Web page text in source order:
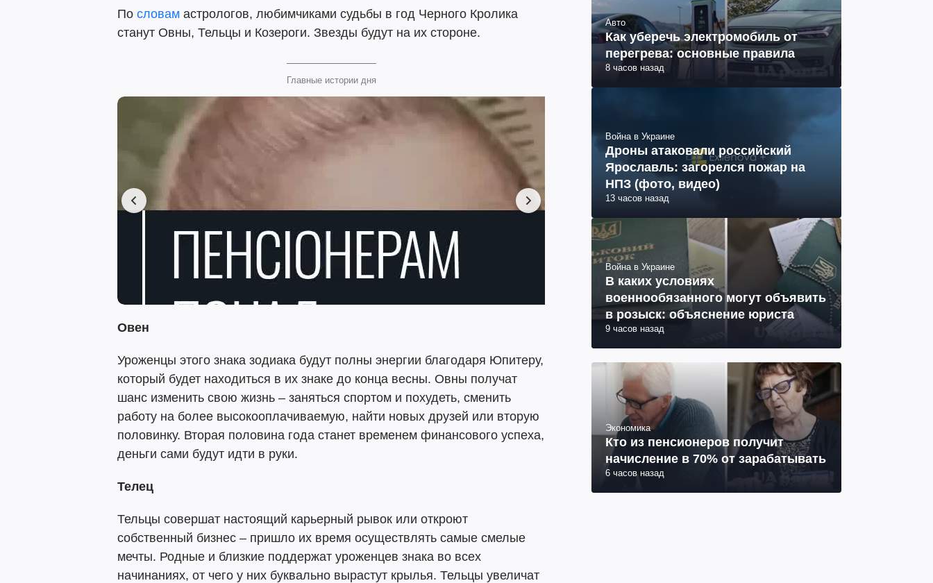
По словам астрологов, любимчиками судьбы в год Черного Кролика
станут Овны, Тельцы и Козероги. Звезды будут на их стороне.
Главные истории дня
Овен
Уроженцы этого знака зодиака будут полны энергии благодаря Юпитеру,
который будет находиться в их знаке до конца весны. Овны получат
шанс изменить свою жизнь – заняться спортом и похудеть, сменить
работу на более высокооплачиваемую, найти новых друзей или вторую
половинку. Вторая половина года станет временем финансового успеха,
деньги сами будут идти в руки.
Телец
Тельцы совершат настоящий карьерный рывок или откроют
собственный бизнес – пришло их время осуществлять самые смелые
мечты. Родные и близкие поддержат уроженцев знака во всех
начинаниях, от чего у них буквально вырастут крылья. Тельцы увеличат
Авто
Как уберечь электромобиль от
перегрева: основные правила
8 часов назад
Война в Украине
Дроны атаковали российский
Ярославль: загорелся пожар на
НПЗ (фото, видео)
13 часов назад
Война в Украине
В каких условиях
военнообязанного могут объявить
в розыск: объяснение юриста
9 часов назад
Экономика
Кто из пенсионеров получит
начисление в 70% от зарабатывать
6 часов назад